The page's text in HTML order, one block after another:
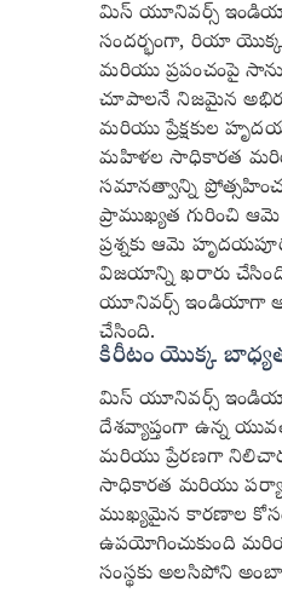
మిస్ యూనివర్స్
సందర్భంగా, రియా యొక్క
మరియు ప్రపంచంపై
చూపాలనే నిజమైన
మరియు ప్రేక్షకుల
మహిళల సాధికారత
సమానత్వాన్ని
ప్రాముఖ్యత గురించి
ప్రశ్నకు ఆమె
విజయాన్ని ఖరారు
యూనివర్స్ ఇండియాగా
చేసింది.
కిరీటం యొక్క
మిస్ యూనివర్స్
దేశవ్యాప్తంగా ఉన్న
మరియు ప్రేరణగా
సాధికారత మరియు
ముఖ్యమైన కారణాల
ఉపయోగించుకుంది
సంస్థకు అలసిపోని